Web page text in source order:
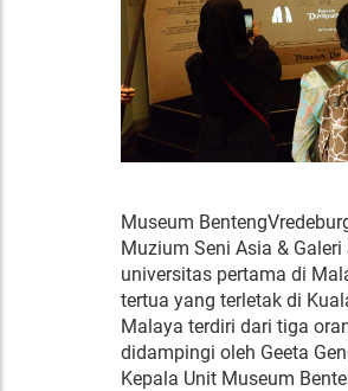
Museum
Muzium Seni Asia & Galeri
universitas pertama di
tertua yang terletak di
Malaya terdiri dari tiga
didampingi oleh Geeta
Kepala Unit Museum